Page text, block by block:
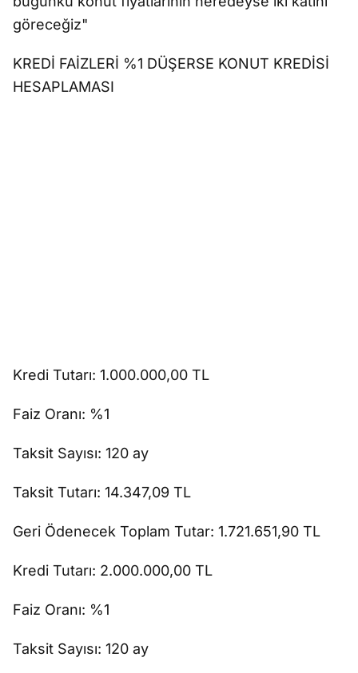
göreceğiz"
KREDİ FAİZLERİ %1 DÜŞERSE KONUT KREDİSİ
HESAPLAMASI
Kredi Tutarı: 1.000.000,00 TL
Faiz Oranı: %1
Taksit Sayısı: 120 ay
Taksit Tutarı: 14.347,09 TL
Geri Ödenecek Toplam Tutar: 1.721.651,90 TL
Kredi Tutarı: 2.000.000,00 TL
Faiz Oranı: %1
Taksit Sayısı: 120 ay